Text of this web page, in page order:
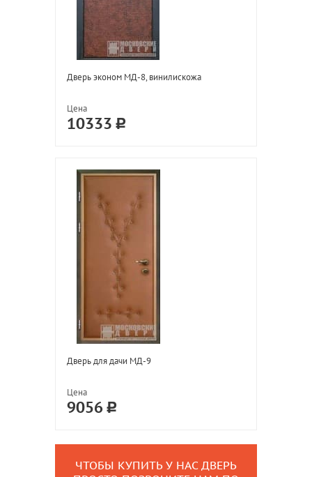
Дверь эконом МД-8, винилискожа
Цена
10333
Дверь для дачи МД-9
Цена
9056
ЧТОБЫ КУПИТЬ У НАС ДВЕРЬ